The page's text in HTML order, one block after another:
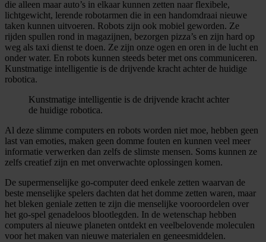
die alleen maar auto’s in elkaar kunnen zetten naar flexibele,
lichtgewicht, lerende robotarmen die in een handomdraai nieuwe
taken kunnen uitvoeren. Robots zijn ook mobiel geworden. Ze
rijden spullen rond in magazijnen, bezorgen pizza’s en zijn hard op
weg als taxi dienst te doen. Ze zijn onze ogen en oren in de lucht en
onder water. En robots kunnen steeds beter met ons communiceren.
Kunstmatige intelligentie is de drijvende kracht achter de huidige
robotica.
Kunstmatige intelligentie is de drijvende kracht achter
de huidige robotica.
Al deze slimme computers en robots worden niet moe, hebben geen
last van emoties, maken geen domme fouten en kunnen veel meer
informatie verwerken dan zelfs de slimste mensen. Soms kunnen ze
zelfs creatief zijn en met onverwachte oplossingen komen.
De supermenselijke go-computer deed enkele zetten waarvan de
beste menselijke spelers dachten dat het domme zetten waren, maar
het bleken geniale zetten te zijn die menselijke vooroordelen over
het go-spel genadeloos blootlegden. In de wetenschap hebben
computers al nieuwe planeten ontdekt en veelbelovende moleculen
voor het maken van nieuwe materialen en geneesmiddelen.